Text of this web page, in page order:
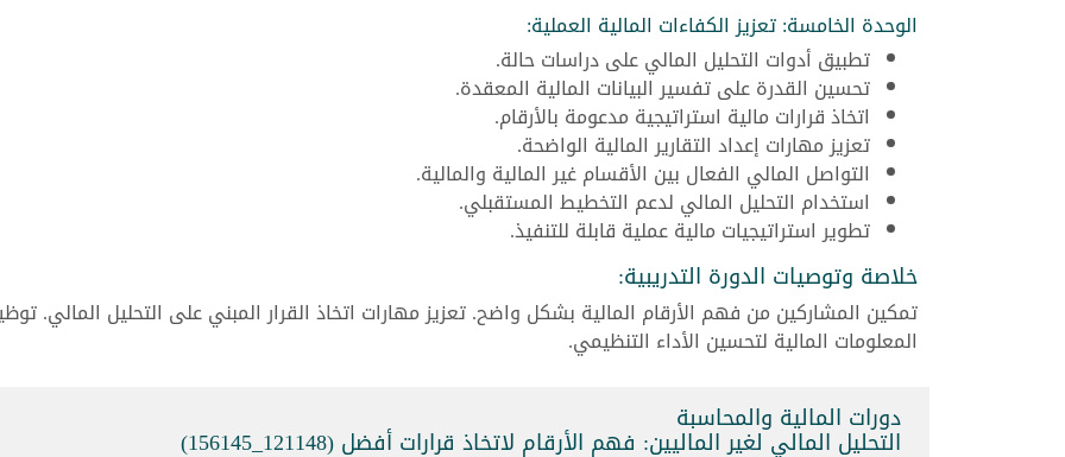
الوحدة الخامسة: تعزيز الكفاءات المالية العملية:
تطبيق أدوات التحليل المالي على دراسات حالة.
تحسين القدرة على تفسير البيانات المالية المعقدة.
اتخاذ قرارات مالية استراتيجية مدعومة بالأرقام.
تعزيز مهارات إعداد التقارير المالية الواضحة.
التواصل المالي الفعال بين الأقسام غير المالية والمالية.
استخدام التحليل المالي لدعم التخطيط المستقبلي.
تطوير استراتيجيات مالية عملية قابلة للتنفيذ.
خلاصة وتوصيات الدورة التدريبية:
تمكين المشاركين من فهم الأرقام المالية بشكل واضح. تعزيز مهارات اتخاذ القرار المبني على التحليل المالي.
المعلومات المالية لتحسين الأداء التنظيمي.
دورات المالية والمحاسبة
التحليل المالي لغير الماليين: فهم الأرقام لاتخاذ قرارات أفضل (121148_156145)